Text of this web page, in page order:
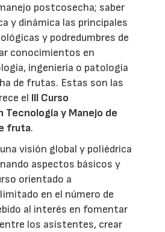
postcosecha; saber
y dinámica las principales
y podredumbres de
conocimientos en
ingeniería o patología
de frutas. Estas son las
el III Curso
Tecnología y Manejo de
fruta.
visión global y poliédrica
aspectos básicos y
orientado a
en el número de
al interés en fomentar
los asistentes, crear